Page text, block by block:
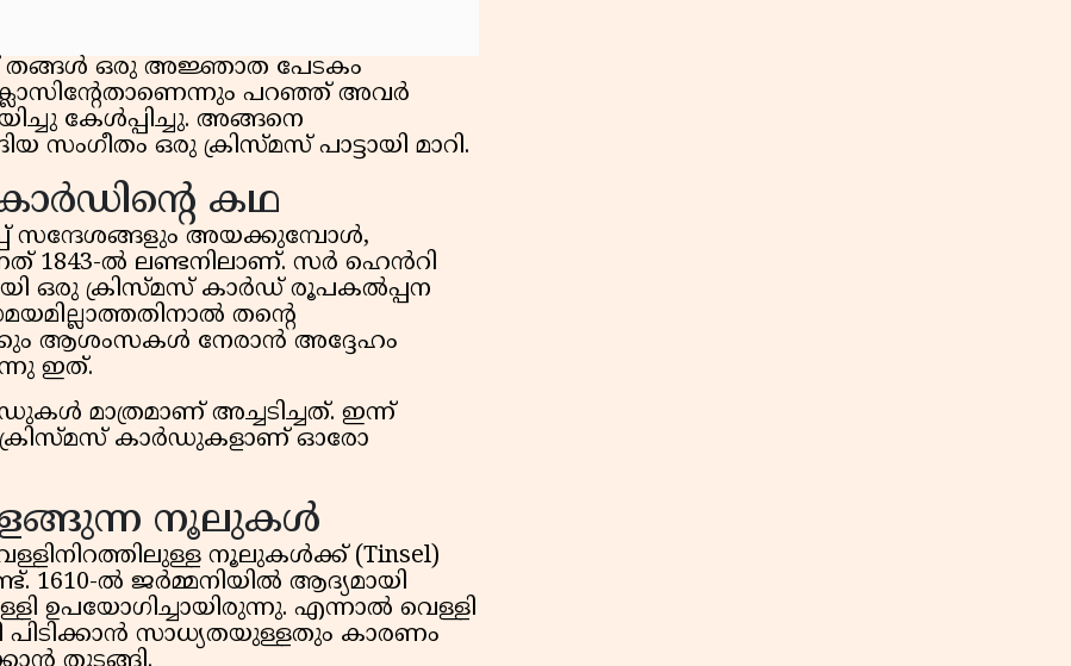
തങ്ങൾ ഒരു അജ്ഞാത പേടകം
പറഞ്ഞ് അവർ
കേൾപ്പിച്ചു. അങ്ങനെ
ഒരു ക്രിസ്മസ് പാട്ടായി മാറി.
കഥ
സന്ദേശങ്ങളും അയക്കുമ്പോൾ,
1843-ൽ ലണ്ടനിലാണ്. സർ ഹെൻറി
ഒരു ക്രിസ്മസ് കാർഡ് രൂപകൽപ്പന
തന്റെ
ആശംസകൾ നേരാൻ അദ്ദേഹം
ഇത്.
മാത്രമാണ് അച്ചടിച്ചത്. ഇന്ന്
ക്രിസ്മസ് കാർഡുകളാണ് ഓരോ
നൂലുകൾ
നൂലുകൾക്ക് (Tinsel)
1610-ൽ ജർമ്മനിയിൽ ആദ്യമായി
ഉപയോഗിച്ചായിരുന്നു. എന്നാൽ വെള്ളി
സാധ്യതയുള്ളതും കാരണം